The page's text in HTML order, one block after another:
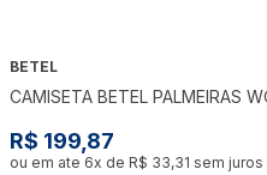
BETEL
CAMISETA BETEL PALMEIRAS
R$ 199,87
ou em ate 6x de R$ 33,31 sem juros